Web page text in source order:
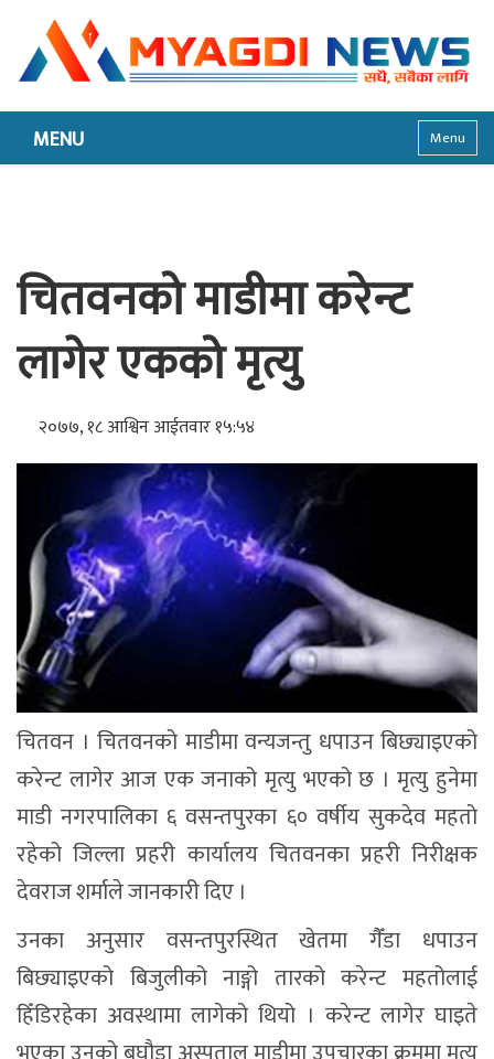
MENU Menu
चितवनको माडीमा करेन्ट
लागेर एकको मृत्यु
२०७७, १८ आश्विन आईतवार १५:५४
चितवन । चितवनको माडीमा वन्यजन्तु धपाउन बिछ्याइएको
करेन्ट लागेर आज एक जनाको मृत्यु भएको छ । मृत्यु हुनेमा
माडी नगरपालिका ६ वसन्तपुरका ६० वर्षीय सुकदेव महतो
रहेको जिल्ला प्रहरी कार्यालय चितवनका प्रहरी निरीक्षक
देवराज शर्माले जानकारी दिए ।
उनका अनुसार वसन्तपुरस्थित खेतमा गैँडा धपाउन
बिछ्याइएको बिजुलीको नाङ्गो तारको करेन्ट महतोलाई
हिँडिरहेका अवस्थामा लागेको थियो । करेन्ट लागेर घाइते